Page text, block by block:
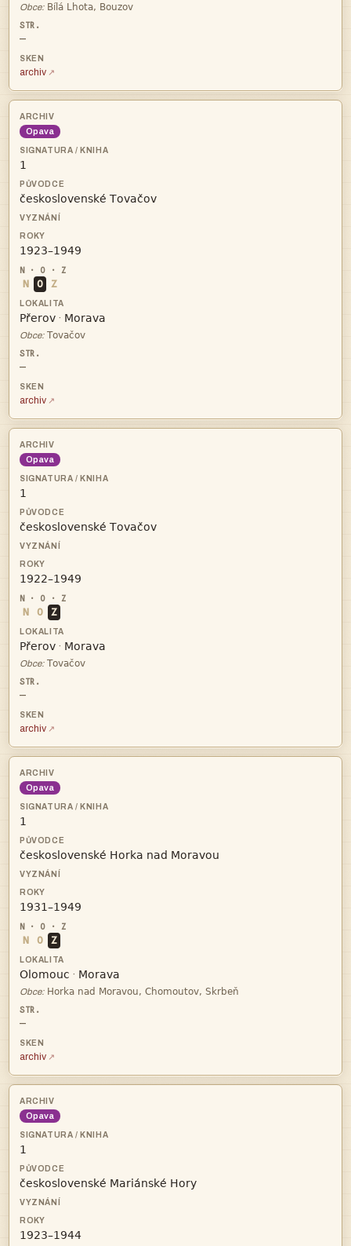
Obce: 
—
archiv
Opava



N O Z
 · 
Obce: 
—
archiv
Opava



N O Z
 · 
Obce: 
—
archiv
Opava



N O Z
 · 
Obce: 
—
archiv
Opava


